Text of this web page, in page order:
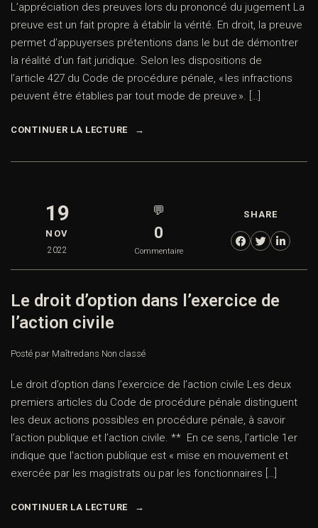
L’appréciation des preuves lors du prononcé du jugement La
preuve est un fait propre à établir la vérité. En droit, la preuve
permet d’appuyerses prétentions dans le but de démontrer
la réalité d’un fait juridique. Selon les dispositions de
l’article 427 du Code de procédure pénale, « les infractions
peuvent être établies par tout mode de preuve ». […]
CONTINUER LA LECTURE
19
NOV
2022
💬
0
Commentaire
SHARE
Le droit d’option dans l’exercice de
l’action civile
Posté par Maîtredans Non classé
Le droit d’option dans l’exercice de l’action civile Les deux
premiers articles du Code de procédure pénale distinguent
les deux actions possibles en procédure pénale, à savoir
l’action publique et l’action civile. ** En ce sens, l’article 1er
indique que l’action publique est « mise en mouvement et
exercée par les magistrats ou par les fonctionnaires […]
CONTINUER LA LECTURE